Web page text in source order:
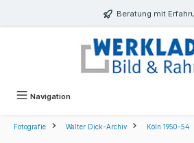
Beratung mit
Navigation
Fotografie Walter Dick-Archiv Köln 1950-54